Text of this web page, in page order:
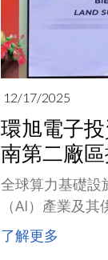
12/17/2025
環旭電子
南第二廠
全球算力基礎設
（AI）產業及
算。今年以來，
業務，聚焦伺服
了解更多